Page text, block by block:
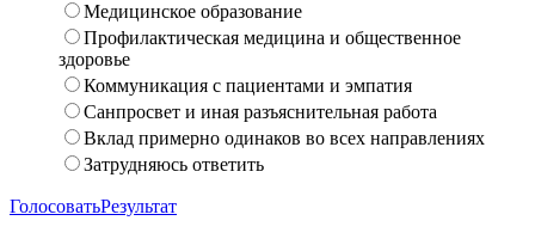
Медицинское образование
Профилактическая медицина и общественное
здоровье
Коммуникация с пациентами и эмпатия
Санпросвет и иная разъяснительная работа
Вклад примерно одинаков во всех направлениях
Затрудняюсь ответить
ГолосоватьРезультат